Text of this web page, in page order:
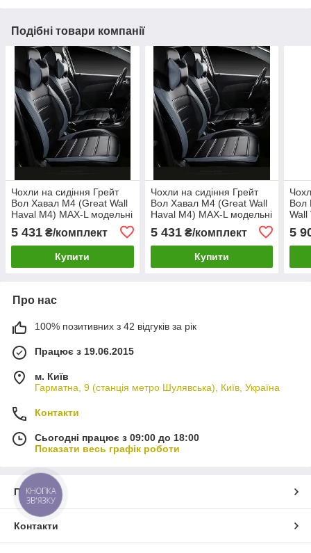
Подібні товари компанії
Чохли на сидіння Грейт
Вол Хавал М4 (Great Wall
Haval M4) MAX-L модельні
аригона
5 431 ₴/комплект
Купити
Чохли на сидіння Грейт
Вол Хавал М4 (Great Wall
Haval M4) MAX-L модельні
аригона
5 431₴/комплект
Купити
Вол
Wall
5
Про нас
100% позитивних з 42 відгуків за рік
Працює з 19.06.2015
м. Київ
Гарматна, 9 (станція метро Шулявська), Київ, Україна
Контакти
Сьогодні працює з 09:00 до 18:00
Показати весь графік роботи
Про нас
Контакти
КНОПКА
ЗВ'ЯЗКУ